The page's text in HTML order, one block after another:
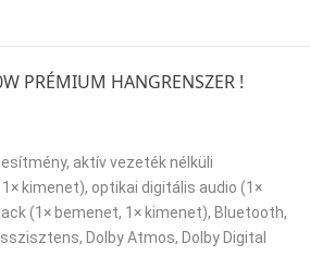
PRÉMIUM HANGRENSZER !
aktív vezeték nélküli
kimenet), optikai digitális audio (1×
(1× bemenet, 1× kimenet), Bluetooth,
Dolby Atmos, Dolby Digital